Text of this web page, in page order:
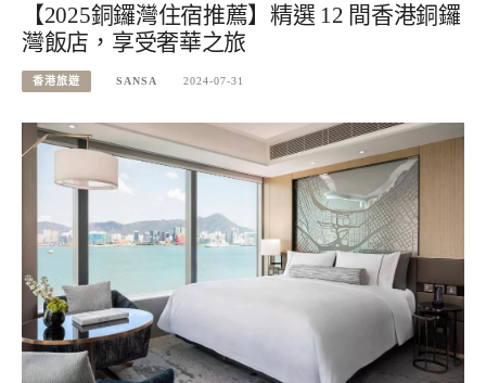
【2025銅鑼灣住宿推薦】精選 12 間香港銅鑼
灣飯店，享受奢華之旅
香港旅遊 SANSA 2024-07-31